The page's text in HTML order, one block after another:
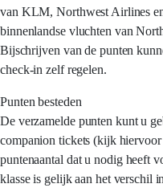
van KLM, Northwest Airlines
binnenlandse vluchten van
Bijschrijven van de punten
check-in zelf regelen.
Punten besteden
De verzamelde punten kunt u
companion tickets (kijk
puntenaantal dat u nodig heeft
klasse is gelijk aan het verschil